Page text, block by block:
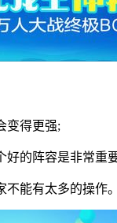
变得更强;
好的阵容是非常重
不能有太多的操作